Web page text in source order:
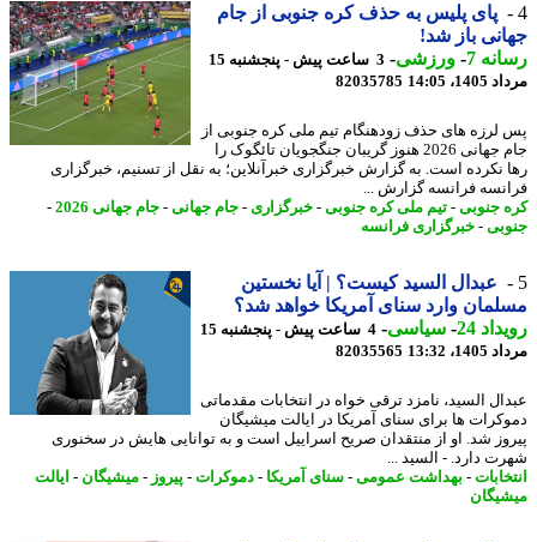
پای پلیس به حذف کره جنوبی از جام
باز شد!
7
-ورزشی-
3 ساعت پیش - پنجشنبه 15
14:05
82035785
های حذف زودهنگام تیم ملی کره جنوبی از
جام جهانی 2026 هنوز گریبان جنگجویان تائگوک را
نکرده است. به گزارش خبرگزاری خبرآنلاین؛ به نقل از تسنیم، خبرگزاری
فرانسه گزارش ...
جنوبی-تیم ملی کره جنوبی-خبرگزاری - جام جهانی-جام جهانی 2026
-
-خبرگزاری فرانسه
عبدال السید کیست؟ | آیا نخستین
وارد سنای آمریکا خواهد شد؟
24
-سیاسی-
4 ساعت پیش - پنجشنبه 15
13:32
82035565
السید، نامزد ترقی خواه در انتخابات مقدماتی
ها برای سنای آمریکا در ایالت میشیگان
شد. او از منتقدان صریح اسراییل است و به توانایی هایش در سخنوری
دارد. - السید ...
-بهداشت عمومی-سنای آمریکا- دموکرات- پیروز- میشیگان-ایالت